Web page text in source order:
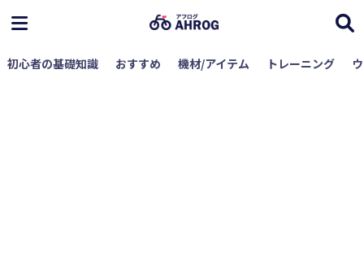
初心者の基礎知識 おすすめ 機材/アイテム トレーニング